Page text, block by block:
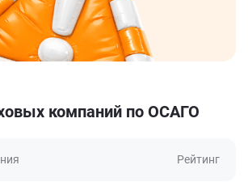
компаний по ОСАГО
Рейтинг